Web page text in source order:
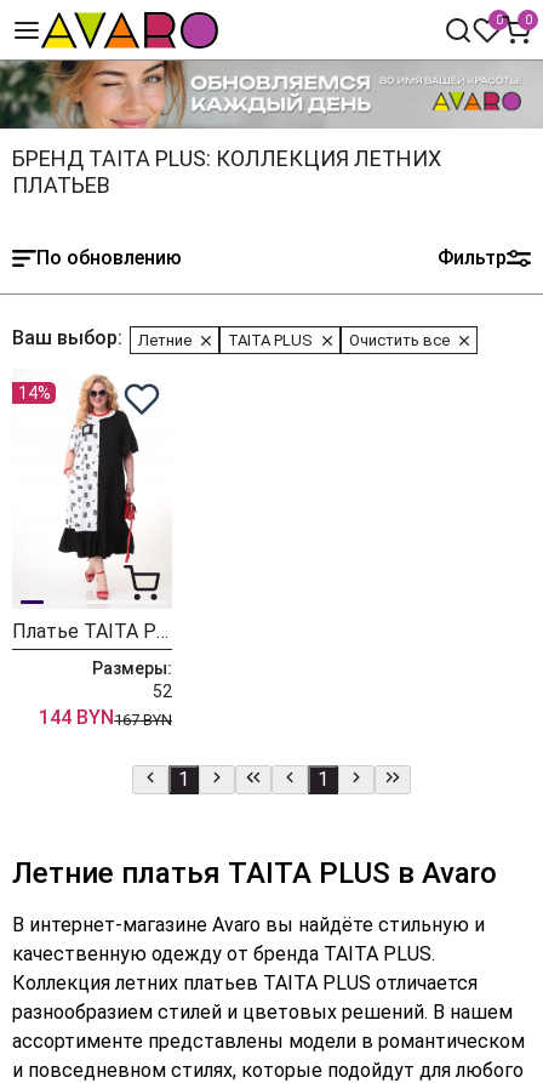
0 0
БРЕНД TAITA PLUS: КОЛЛЕКЦИЯ ЛЕТНИХ
ПЛАТЬЕВ
По обновлению Фильтр
Ваш выбор: Летние TAITA PLUS Очистить все
14%
Платье TAITA PLUS 2008/1
Размеры:
52
144 BYN167 BYN
1 1
Летние платья TAITA PLUS в Avaro
В интернет-магазине Avaro вы найдёте стильную и
качественную одежду от бренда TAITA PLUS.
Коллекция летних платьев TAITA PLUS отличается
разнообразием стилей и цветовых решений. В нашем
ассортименте представлены модели в романтическом
и повседневном стилях, которые подойдут для любого